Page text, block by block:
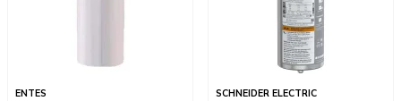
ENTES
SCHNEIDER ELECTRIC